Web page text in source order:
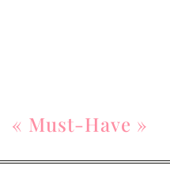
« Must-Have »